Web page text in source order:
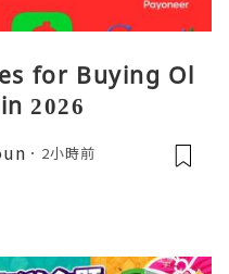
for Buying Ol
2026
2小時前